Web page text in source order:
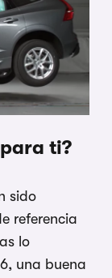
ti?
sido
referencia
lo
una buena